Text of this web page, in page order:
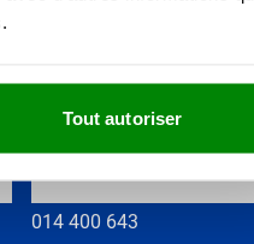
Tout autoriser
Contact
014 400 643